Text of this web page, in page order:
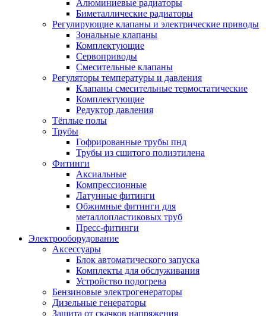
Алюминиевые радиаторы
Биметаллические радиаторы
Регулирующие клапаны и электрические приводы
Зональные клапаны
Комплектующие
Сервоприводы
Смесительные клапаны
Регуляторы температуры и давления
Клапаны смесительные термостатические
Комплектующие
Редуктор давления
Тёплые полы
Трубы
Гофрированные трубы пнд
Трубы из сшитого полиэтилена
Фитинги
Аксиальные
Компрессионные
Латунные фитинги
Обжимные фитинги для
металлопластиковых труб
Пресс-фитинги
Электрооборудование
Аксессуары
Блок автоматического запуска
Комплекты для обслуживания
Устройство подогрева
Бензиновые электрогенераторы
Дизельные генераторы
Защита от скачков напряжения